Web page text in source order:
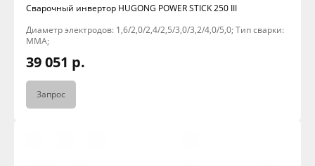
Сварочный инвертор HUGONG POWER STICK 250 III
Диаметр электродов: 1,6/2,0/2,4/2,5/3,0/3,2/4,0/5,0; Тип сварки:
MMA;
39 051 р.
Запрос